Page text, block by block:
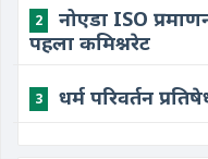
2
नोएडा ISO
पहला कमिश्नरेट
3 धर्म परिवर्तन